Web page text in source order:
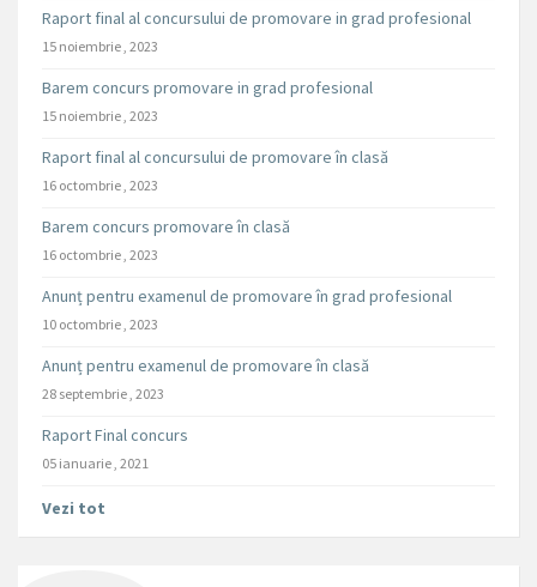
Raport final al concursului de promovare in grad profesional
15 noiembrie , 2023
Barem concurs promovare in grad profesional
15 noiembrie , 2023
Raport final al concursului de promovare în clasă
16 octombrie , 2023
Barem concurs promovare în clasă
16 octombrie , 2023
Anunț pentru examenul de promovare în grad profesional
10 octombrie , 2023
Anunț pentru examenul de promovare în clasă
28 septembrie , 2023
Raport Final concurs
05 ianuarie , 2021
Vezi tot